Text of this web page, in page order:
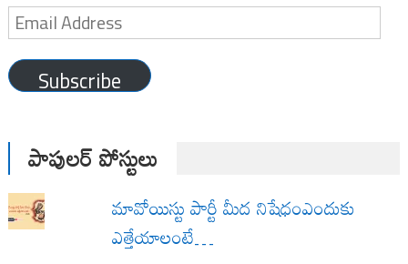
Email
Address
Subscribe
పాపులర్ పోస్టులు
మావోయిస్టు పార్టీ మీద నిషేధంఎందుకు
ఎత్తేయాలంటే…